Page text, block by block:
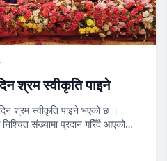
श्रम स्वीकृति पाइने
श्रम स्वीकृति पाइने भएको छ ।
संख्यामा प्रदान गरिँदै आएको
रहेको टोकन प्रणालीको अन्त्य